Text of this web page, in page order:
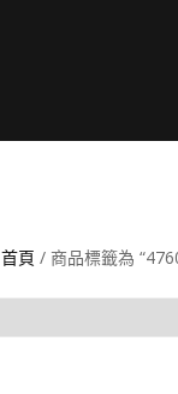
首頁 / 商品標籤為